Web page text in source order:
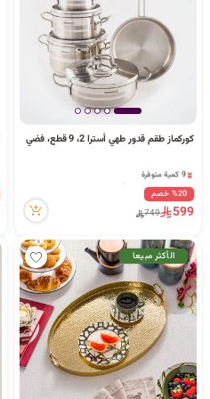
كوركماز طقم قدور طهي أسترا 2، 9 قطع، فضي
9 كمية متوفرة
2 قطعة بيعت مؤخراً
229 مشاهدة مؤخراً
9 كمية متوفرة
229 مشاهدة مؤخراً
%20 خصم
599
749
الأكثر مبيعا